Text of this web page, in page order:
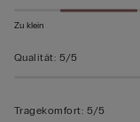
bewertet
Zu klein
Qualität: 5/5
Tragekomfort: 5/5